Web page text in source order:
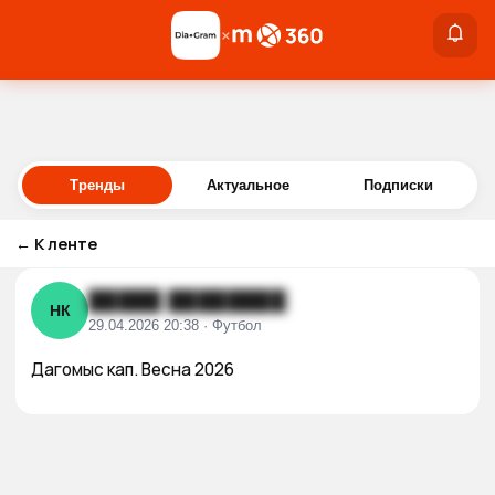
Войти
×
Тренды Актуальное Подписки
← К ленте
НК █████ ████████
29.04.2026 20:38 · Футбол
Дагомыс кап. Весна 2026